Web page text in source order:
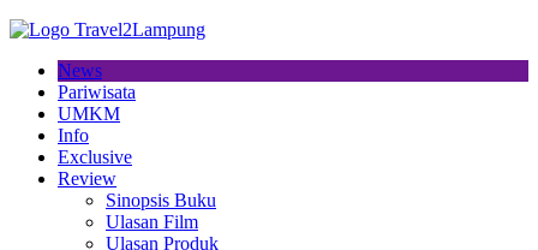
News
Pariwisata
UMKM
Info
Exclusive
Review
Sinopsis Buku
Ulasan Film
Ulasan Produk